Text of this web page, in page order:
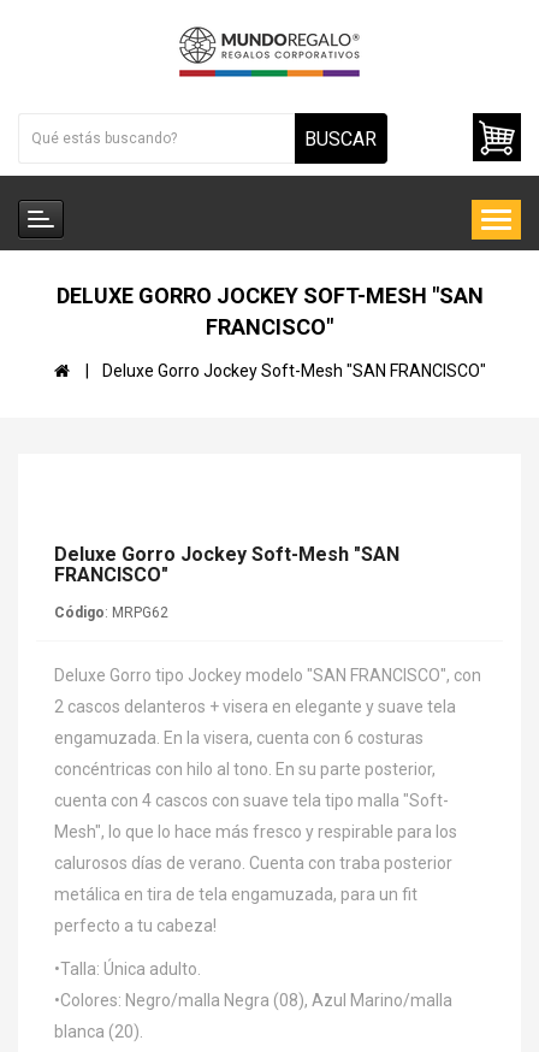
BUSCAR
DELUXE GORRO JOCKEY SOFT-MESH "SAN
FRANCISCO"
Deluxe Gorro Jockey Soft-Mesh "SAN FRANCISCO"
Deluxe Gorro Jockey Soft-Mesh "SAN
FRANCISCO"
Código: MRPG62
Deluxe Gorro tipo Jockey modelo "SAN FRANCISCO", con
2 cascos delanteros + visera en elegante y suave tela
engamuzada. En la visera, cuenta con 6 costuras
concéntricas con hilo al tono. En su parte posterior,
cuenta con 4 cascos con suave tela tipo malla "Soft-
Mesh", lo que lo hace más fresco y respirable para los
calurosos días de verano. Cuenta con traba posterior
metálica en tira de tela engamuzada, para un fit
perfecto a tu cabeza!
•Talla: Única adulto.
•Colores: Negro/malla Negra (08), Azul Marino/malla
blanca (20).